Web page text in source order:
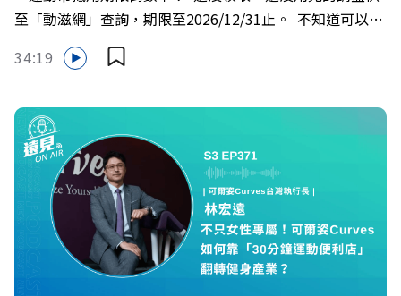
慶遠見40歲生日！手速搶下破天荒的獨家優惠
>>>https://gvmkt.pse.is/9e5pbz✨關注《遠見》更多的社
群：LINE：https://reurl.cc/A4ELQpIG：
Powered by Firstory Hosting
至「動滋網」查詢，期限至2026/12/31止。 不知道可以在
哪裡使用嗎？ 上「動滋網」【合作店家】專區，全台五千
多家合作業者任你選，馬上來找適用地點！ ➡️
https://fstry.pse.is/9epct2 —— 以上為 FMTaiwan 與
Firstory Podcast 廣告 —— 在少子化浪潮、私校面臨退場
海嘯的嚴峻考驗下，南台灣的技職學校該如何轉型突圍？
本集《遠見ON AIR》邀請到樹德科技大學校長王昭雄，帶
你解析樹德科大如何打造出兼顧學校永續發展與地方創生的
技職教育新典範！ 🔺如何從「傳統私校」轉型為「產學無
縫接軌者」？ 🔺AI如何深度賦能設計與人文學科學群？ 🔺
首創「菲律賓半導體專班」！驚豔科技界的國際精準育才
🔺一舉拿下4大USR專案！深耕地方的溫暖社會責任平台 主
34:19